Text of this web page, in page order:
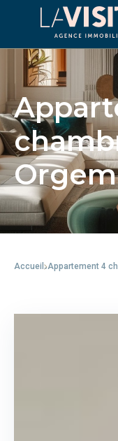
Accueil -Appartement 4